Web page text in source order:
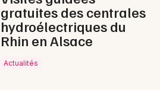
gratuites des centrales
hydroélectriques du
Rhin en Alsace
Actualités